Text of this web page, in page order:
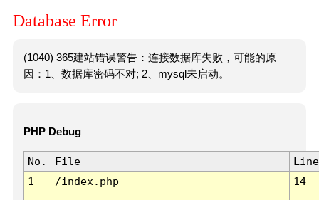
Database Error
(1040) 365建站错误警告：连接数据库失败，可能的原
因：1、数据库密码不对; 2、mysql未启动。
PHP Debug
No. File
Line
1
/index.php 14